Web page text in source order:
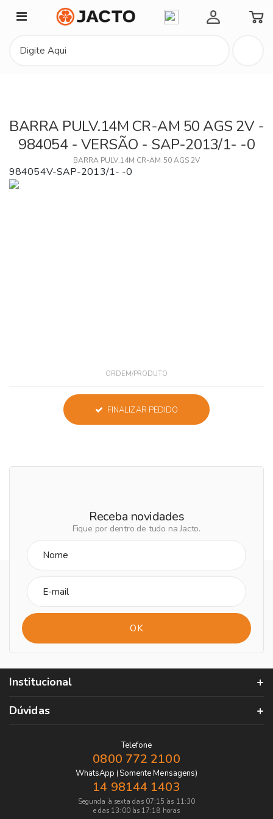
Minha Conta
BARRA PULV.14M CR-AM 50 AGS 2V -
984054 - VERSÃO - SAP-2013/1- -0
BARRA PULV.14M CR-AM 50 AGS 2V
984054V-SAP-2013/1- -0
ORDEM/PRODUTO
FINALIZAR PEDIDO
Receba novidades
Fique por dentro de tudo na Jacto.
Institucional
Dúvidas
Telefone
0800 772 2100
WhatsApp (Somente Mensagens)
14 98144 1403
Segunda à sexta das 07:15 às 11:30
e das 13:00 às 17:18 horas